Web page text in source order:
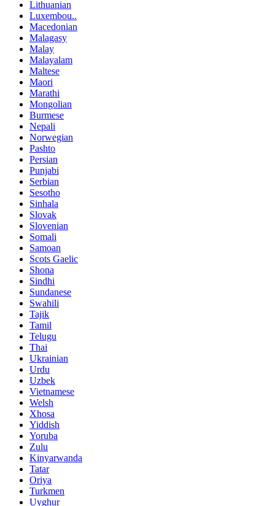
Lithuanian
Luxembou..
Macedonian
Malagasy
Malay
Malayalam
Maltese
Maori
Marathi
Mongolian
Burmese
Nepali
Norwegian
Pashto
Persian
Punjabi
Serbian
Sesotho
Sinhala
Slovak
Slovenian
Somali
Samoan
Scots Gaelic
Shona
Sindhi
Sundanese
Swahili
Tajik
Tamil
Telugu
Thai
Ukrainian
Urdu
Uzbek
Vietnamese
Welsh
Xhosa
Yiddish
Yoruba
Zulu
Kinyarwanda
Tatar
Oriya
Turkmen
Uyghur